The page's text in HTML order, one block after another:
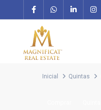
Inicial Quintas